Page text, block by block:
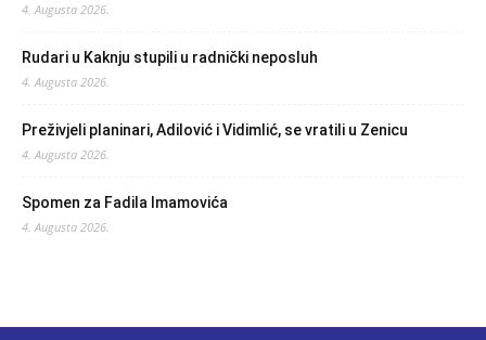
4. Augusta 2026.
Rudari u Kaknju stupili u radnički neposluh
4. Augusta 2026.
Preživjeli planinari, Adilović i Vidimlić, se vratili u Zenicu
4. Augusta 2026.
Spomen za Fadila Imamovića
4. Augusta 2026.